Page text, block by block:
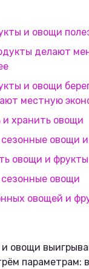
и овощи
делают
и овощи
местную
и хранить овощи
сезонные овощи
овощи и
сезонные овощи
овощей и
овощи
параметрам: